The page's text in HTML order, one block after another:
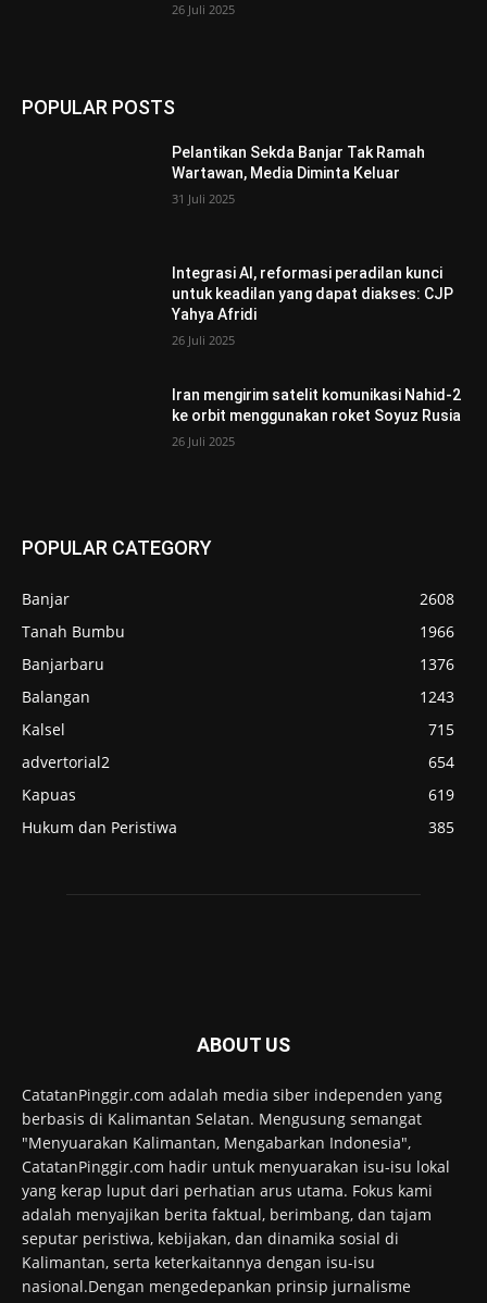
26 Juli 2025
POPULAR POSTS
Pelantikan Sekda Banjar Tak Ramah
Wartawan, Media Diminta Keluar
31 Juli 2025
Integrasi AI, reformasi peradilan kunci
untuk keadilan yang dapat diakses: CJP
Yahya Afridi
26 Juli 2025
Iran mengirim satelit komunikasi Nahid-2
ke orbit menggunakan roket Soyuz Rusia
26 Juli 2025
POPULAR CATEGORY
Banjar
2608
Tanah Bumbu
1966
Banjarbaru
1376
Balangan
1243
Kalsel
715
advertorial2
654
Kapuas
619
Hukum dan Peristiwa
385
ABOUT US
CatatanPinggir.com adalah media siber independen yang
berbasis di Kalimantan Selatan. Mengusung semangat
"Menyuarakan Kalimantan, Mengabarkan Indonesia",
CatatanPinggir.com hadir untuk menyuarakan isu-isu lokal
yang kerap luput dari perhatian arus utama. Fokus kami
adalah menyajikan berita faktual, berimbang, dan tajam
seputar peristiwa, kebijakan, dan dinamika sosial di
Kalimantan, serta keterkaitannya dengan isu-isu
nasional.Dengan mengedepankan prinsip jurnalisme